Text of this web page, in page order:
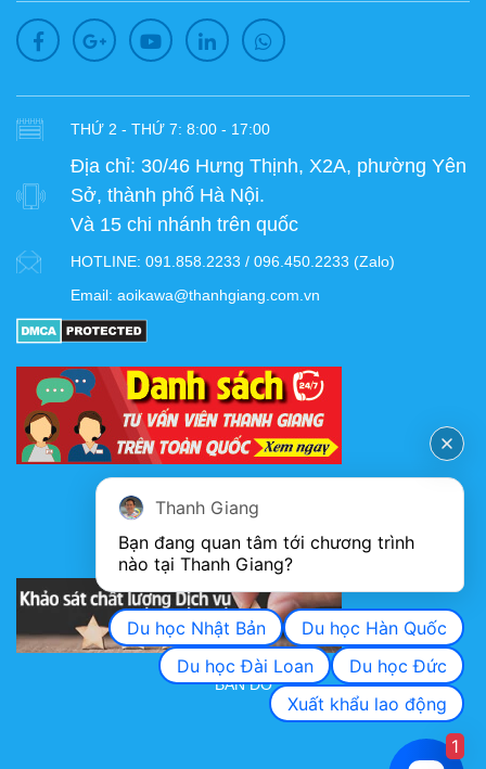
THỨ 2 - THỨ 7: 8:00 - 17:00
Địa chỉ: 30/46 Hưng Thịnh, X2A, phường Yên
Sở, thành phố Hà Nội.
Và 15 chi nhánh trên quốc
HOTLINE: 091.858.2233 / 096.450.2233 (Zalo)
Email: aoikawa@thanhgiang.com.vn
KHẢO SÁT CHẤT LƯỢNG DỊCH VỤ
BẢN ĐỒ
Thanh Giang
Bạn đang quan tâm tới chương trình
nào tại Thanh Giang?
Du học Nhật Bản
Du học Hàn Quốc
Du học Đài Loan
Du học Đức
Xuất khẩu lao động
1